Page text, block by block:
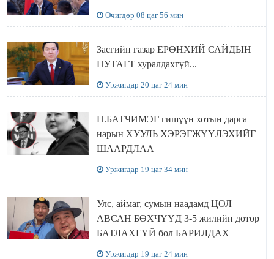
Өчигдөр 08 цаг 56 мин
Засгийн газар ЕРӨНХИЙ САЙДЫН
НУТАГТ хуралдахгүй...
Уржигдар 20 цаг 24 мин
П.БАТЧИМЭГ гишүүн хотын дарга
нарын ХУУЛЬ ХЭРЭГЖҮҮЛЭХИЙГ
ШААРДЛАА
Уржигдар 19 цаг 34 мин
Улс, аймаг, сумын наадамд ЦОЛ
АВСАН БӨХЧҮҮД 3-5 жилийн дотор
БАТЛАХГҮЙ бол БАРИЛДАХ
Уржигдар 19 цаг 24 мин